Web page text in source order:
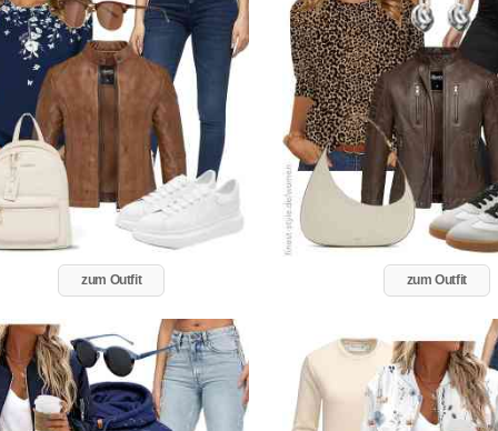
zum Outfit zum Outfit